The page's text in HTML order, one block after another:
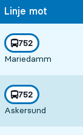
Linje mot
linje
752
mot
Mariedamm
,
linje
752
mot
Askersund
,